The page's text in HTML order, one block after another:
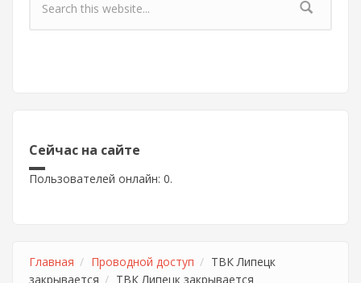
Форма поиска
Сейчас на сайте
Пользователей онлайн: 0.
Главная Проводной доступ
ТВК Липецк
закрывается
ТВК Липецк закрывается